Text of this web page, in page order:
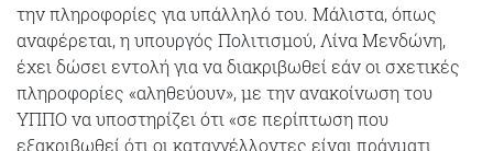
την πληροφορίες για υπάλληλό του. Μάλιστα, όπως
αναφέρεται, η υπουργός Πολιτισμού, Λίνα Μενδώνη,
έχει δώσει εντολή για να διακριβωθεί εάν οι σχετικές
πληροφορίες «αληθεύουν», με την ανακοίνωση του
ΥΠΠΟ να υποστηρίζει ότι «σε περίπτωση που
εξακριβωθεί ότι οι καταγγέλλοντες είναι πράγματι